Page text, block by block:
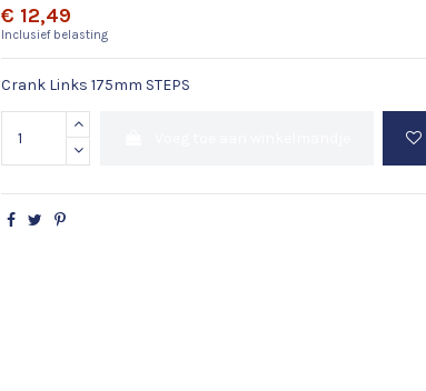
€ 12,49
Inclusief belasting
Crank Links 175mm STEPS